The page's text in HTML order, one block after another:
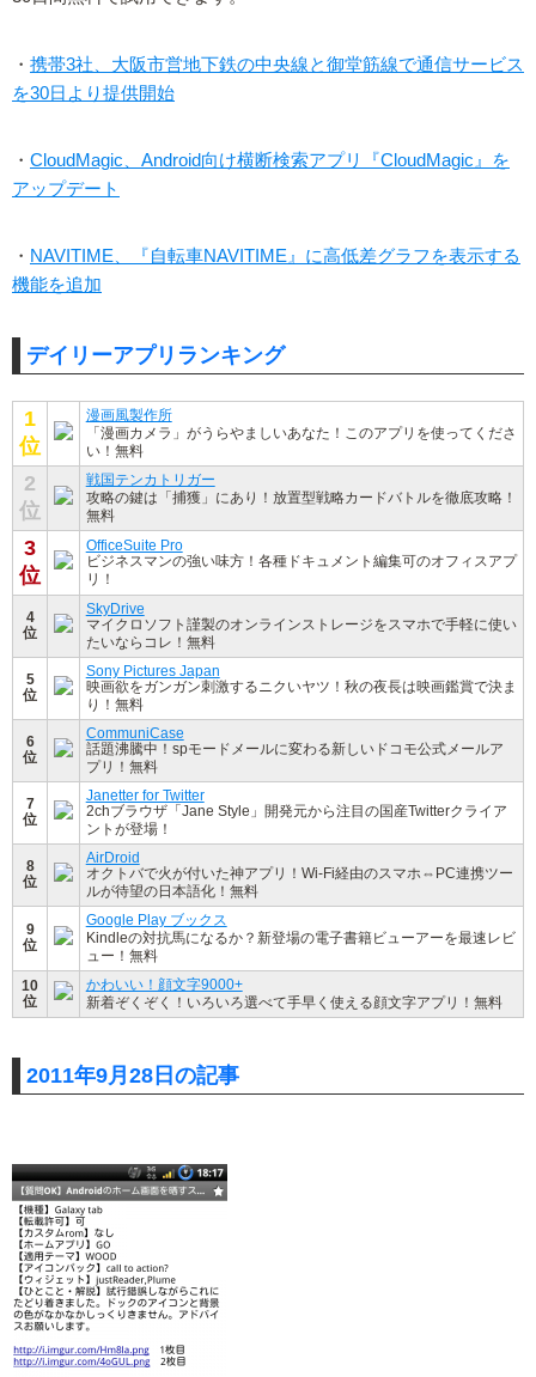
・ 携帯3社、大阪市営地下鉄の中央線と御堂筋線で通信サービス
を30日より提供開始
・ CloudMagic、Android向け横断検索アプリ『CloudMagic』を
アップデート
・ NAVITIME、『自転車NAVITIME』に高低差グラフを表示する
機能を追加
デイリーアプリランキング
1
位
漫画風製作所
「漫画カメラ」がうらやましいあなた！このアプリを使ってくださ
い！無料
2
位
戦国テンカトリガー
攻略の鍵は「捕獲」にあり！放置型戦略カードバトルを徹底攻略！
無料
3
位
OfficeSuite Pro
ビジネスマンの強い味方！各種ドキュメント編集可のオフィスアプ
リ！
4
位
SkyDrive
マイクロソフト謹製のオンラインストレージをスマホで手軽に使い
たいならコレ！無料
5
位
Sony Pictures Japan
映画欲をガンガン刺激するニクいヤツ！秋の夜長は映画鑑賞で決ま
り！無料
6
位
CommuniCase
話題沸騰中！spモードメールに変わる新しいドコモ公式メールア
プリ！無料
7
位
Janetter for Twitter
2chブラウザ「Jane Style」開発元から注目の国産Twitterクライア
ントが登場！
8
位
AirDroid
オクトバで火が付いた神アプリ！Wi-Fi経由のスマホ⇔PC連携ツー
ルが待望の日本語化！無料
9
位
Google Play ブックス
Kindleの対抗馬になるか？新登場の電子書籍ビューアーを最速レビ
ュー！無料
10
位
かわいい！顔文字9000+
新着ぞくぞく！いろいろ選べて手早く使える顔文字アプリ！無料
2011年9月28日の記事